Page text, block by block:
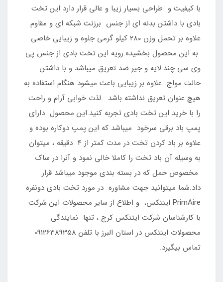
با کیفیت و طراحی بسیار زیبا و عالی قرار دارد این تخت
بادی با داشتن بدنه ای از جنس برزنت شبکه ای و مقاوم
علاوه بر تحمل وزن 280 کیلو گرمی جلوه و زیبایی خاصی
به این محصول بخشیده.رویه این تخت بادی از جنس پی
وی سی چند لایه و جیر ضد تعریق میباشد و با داشتن
حالت مواج علاوه بر زیبایی باعث میشود هنگام استفاده به
هیچ عنوان تعریق نداشته باشد .لذت خوابی آرام و راحت
را با خرید این تخت بادی تجربه کنید.این محصول دارای
پمپ باد برقی سرخود میباشد که این پمپ دوکاره بوده و
علاوه بر باد کردن تخت در مدت کمتر از 4 دقیقه ، میتوان
به وسیله آن باد تخت را کاملا خالی نمود و آنرا در ساک
مخصوص حمل که در بسته بندی موجود میباشد قرار
داد.شما میتوانید جهت مشاوره در مورد تخت بادی دونفره
PrimAire اینتکس، و اطلاع از سایر محصولات این شرکت
با کارشناسان شرکت ایتنکس کرج ، تنها نمایندگی
محصولات اینتکس در استان البرز با تلفن 09126389358
تماس بیگیرد.